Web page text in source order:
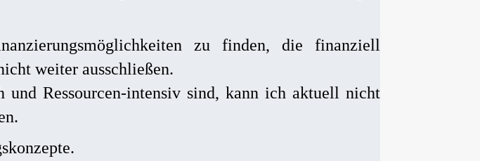
zu finden, die finanziell
weiter ausschließen.
und Ressourcen-intensiv sind, kann ich aktuell nicht